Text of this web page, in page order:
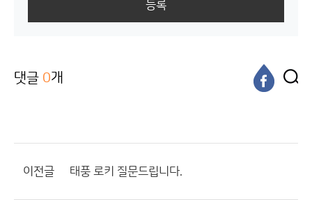
등록
댓글 0개
이전글 태풍 로키 질문드립니다.